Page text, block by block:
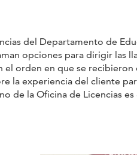
del Departamento de
opciones para dirigir las
orden en que se
la experiencia del cliente
de la Oficina de Licencias es